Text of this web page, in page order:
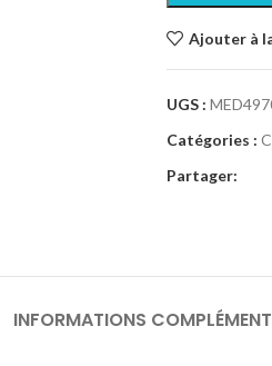
Ajouter à
UGS :
Catégories :
Partager:
INFORMATIONS